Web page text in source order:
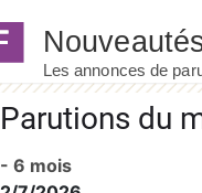
Parutions du
- 6 mois